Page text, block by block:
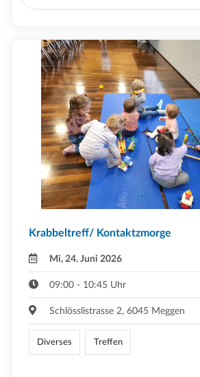
Krabbeltreff/ Kontaktzmorge
Mi, 24. Juni 2026
09:00 - 10:45 Uhr
Schlösslistrasse 2, 6045 Meggen
Diverses Treffen